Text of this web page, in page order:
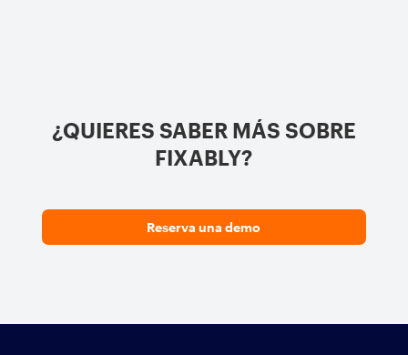
¿QUIERES SABER MÁS SOBRE
FIXABLY?
Reserva una demo